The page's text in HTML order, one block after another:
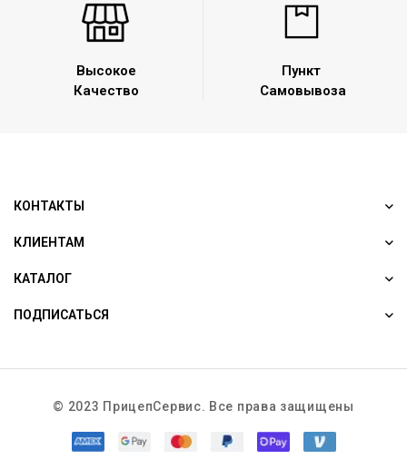
Высокое
Качество
Пункт
Самовывоза
КОНТАКТЫ
КЛИЕНТАМ
КАТАЛОГ
ПОДПИСАТЬСЯ
© 2023 ПрицепСервис. Все права защищены